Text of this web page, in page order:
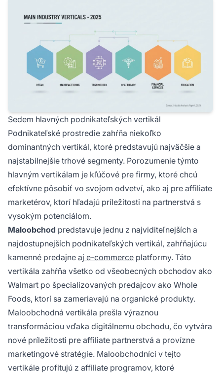
Sedem hlavných podnikateľských vertikál
Podnikateľské prostredie zahŕňa niekoľko
dominantných vertikál, ktoré predstavujú najväčšie a
najstabilnejšie trhové segmenty. Porozumenie týmto
hlavným vertikálam je kľúčové pre firmy, ktoré chcú
efektívne pôsobiť vo svojom odvetví, ako aj pre affiliate
marketérov, ktorí hľadajú príležitosti na partnerstvá s
vysokým potenciálom.
Maloobchod predstavuje jednu z najviditeľnejších a
najdostupnejších podnikateľských vertikál, zahŕňajúcu
kamenné predajne aj e-commerce platformy. Táto
vertikála zahŕňa všetko od všeobecných obchodov ako
Walmart po špecializovaných predajcov ako Whole
Foods, ktorí sa zameriavajú na organické produkty.
Maloobchodná vertikála prešla výraznou
transformáciou vďaka digitálnemu obchodu, čo vytvára
nové príležitosti pre affiliate partnerstvá a provízne
marketingové stratégie. Maloobchodníci v tejto
vertikále profitujú z affiliate programov, ktoré